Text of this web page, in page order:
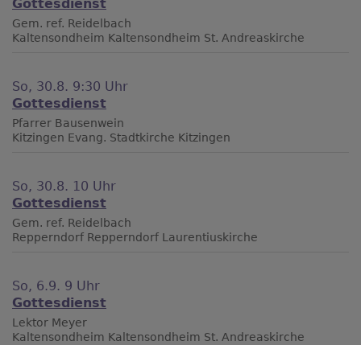
Gottesdienst
Gem. ref. Reidelbach
Kaltensondheim Kaltensondheim St. Andreaskirche
So, 30.8. 9:30 Uhr
Gottesdienst
Pfarrer Bausenwein
Kitzingen Evang. Stadtkirche Kitzingen
So, 30.8. 10 Uhr
Gottesdienst
Gem. ref. Reidelbach
Repperndorf Repperndorf Laurentiuskirche
So, 6.9. 9 Uhr
Gottesdienst
Lektor Meyer
Kaltensondheim Kaltensondheim St. Andreaskirche